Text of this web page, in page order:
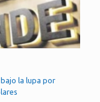
la lupa por